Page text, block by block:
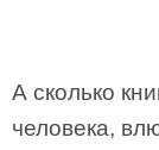
А сколько
человека,